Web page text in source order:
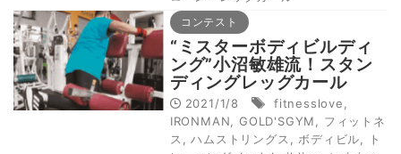
コンテスト
“ミスターボディビルディ
ング”小沼敏雄流！スタン
ディングレッグカール
2021/1/8 fitnesslove
IRONMAN
GOLD'SGYM
フィットネ
ス
,ハムストリングス ボディビル
ト